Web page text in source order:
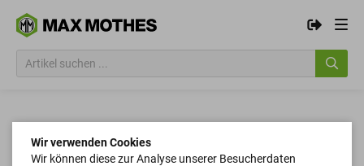
Wir verwenden Cookies
Wir können diese zur Analyse unserer Besucherdaten